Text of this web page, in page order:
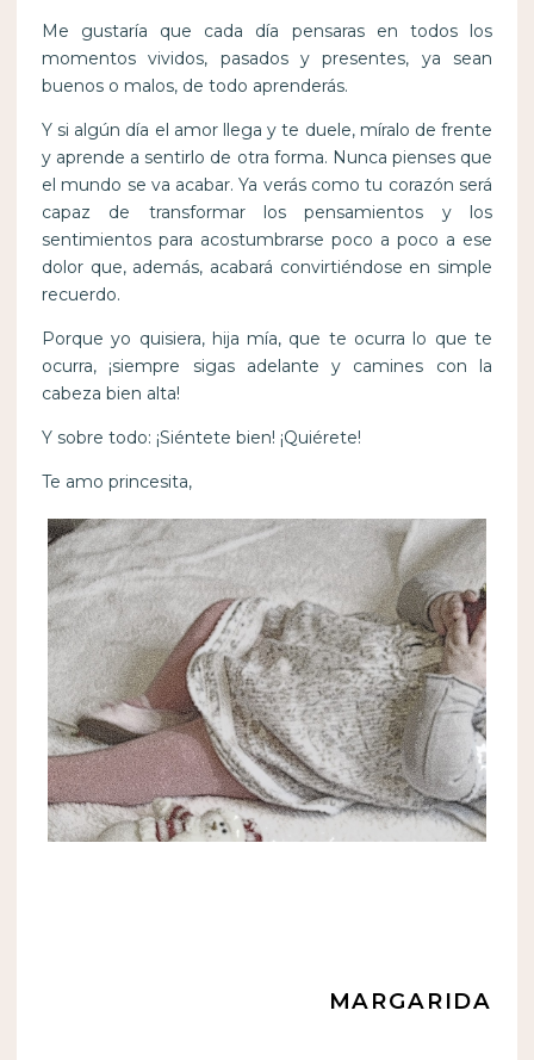
Me gustaría que cada día pensaras en todos los
momentos vividos, pasados y presentes, ya sean
buenos o malos, de todo aprenderás.
Y si algún día el amor llega y te duele, míralo de frente
y aprende a sentirlo de otra forma. Nunca pienses que
el mundo se va acabar. Ya verás como tu corazón será
capaz de transformar los pensamientos y los
sentimientos para acostumbrarse poco a poco a ese
dolor que, además, acabará convirtiéndose en simple
recuerdo.
Porque yo quisiera, hija mía, que te ocurra lo que te
ocurra, ¡siempre sigas adelante y camines con la
cabeza bien alta!
Y sobre todo: ¡Siéntete bien! ¡Quiérete!
Te amo princesita,
MARGARIDA